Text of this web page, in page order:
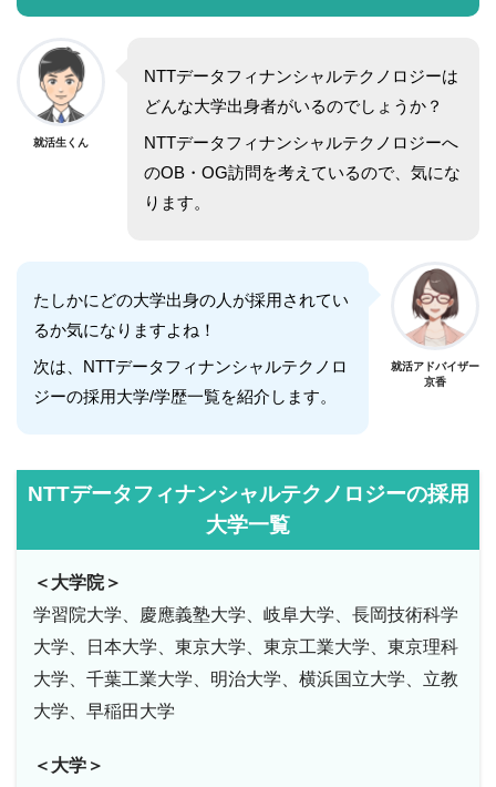
就活生くん
NTTデータフィナンシャルテクノロジーは
どんな大学出身者がいるのでしょうか？
NTTデータフィナンシャルテクノロジーへ
のOB・OG訪問を考えているので、気にな
ります。
たしかにどの大学出身の人が採用されてい
るか気になりますよね！
次は、NTTデータフィナンシャルテクノロ
ジーの採用大学/学歴一覧を紹介します。
就活アドバイザー
京香
NTTデータフィナンシャルテクノロジーの採用
大学一覧
＜大学院＞
学習院大学、慶應義塾大学、岐阜大学、長岡技術科学
大学、日本大学、東京大学、東京工業大学、東京理科
大学、千葉工業大学、明治大学、横浜国立大学、立教
大学、早稲田大学
＜大学＞